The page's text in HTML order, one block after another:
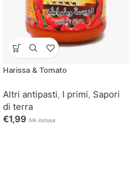
Harissa & Tomato
Altri antipasti, I primi, Sapori
di terra
€1,99 IVA inclusa